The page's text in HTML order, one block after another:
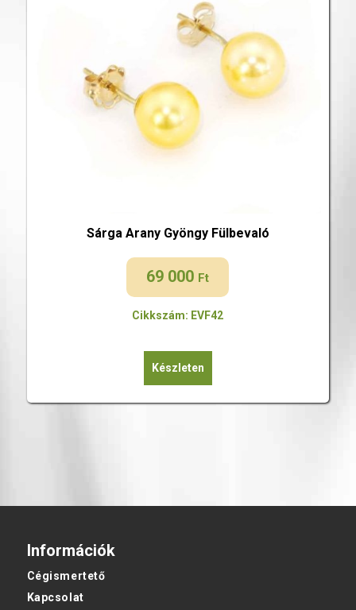
Sárga Arany Gyöngy Fülbevaló
69 000 Ft
Cikkszám: EVF42
Készleten
Információk
Cégismertető
Kapcsolat